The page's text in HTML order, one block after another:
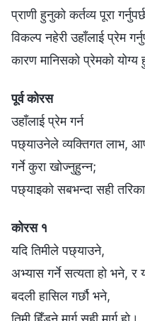
प्राणी हुनुको कर्तव्य पूरा
विकल्प नहेरी उहाँलाई प्रेम
कारण मानिसको प्रेमको योग्य
पूर्व कोरस
उहाँलाई प्रेम गर्न
पछ्याउनेले व्यक्तिगत लाभ,
गर्ने कुरा खोज्नुहुन्न;
पछ्याइको सबभन्दा सही
कोरस १
यदि तिमीले पछ्याउने,
अभ्यास गर्ने सत्यता हो भने, र
बदली हासिल गर्छौ भने,